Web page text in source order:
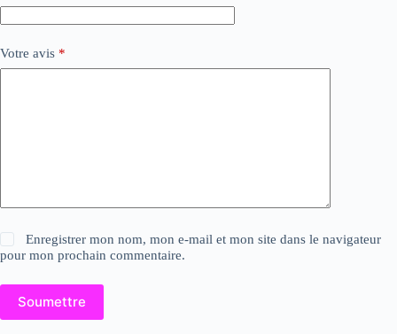
Votre avis *
Enregistrer mon nom, mon e-mail et mon site dans le navigateur
pour mon prochain commentaire.
Soumettre